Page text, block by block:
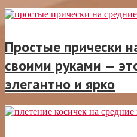
Простые прически
своими руками —
элегантно и ярко